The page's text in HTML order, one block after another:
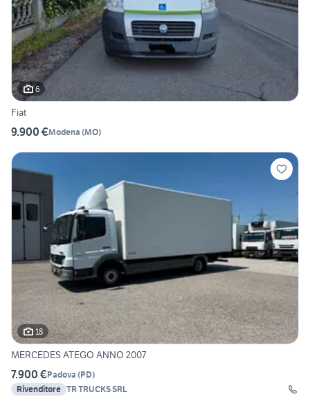
6
Fiat
9.900 €Modena (MO)
18
MERCEDES ATEGO ANNO 2007
7.900 €Padova (PD)
Rivenditore TR TRUCKS SRL